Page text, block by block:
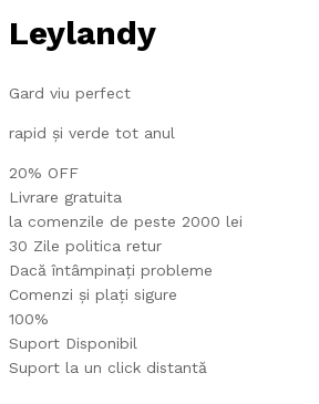
Leylandy
Gard viu perfect
rapid și verde tot anul
20% OFF
Livrare gratuita
la comenzile de peste 2000 lei
30 Zile politica retur
Dacă întâmpinați probleme
Comenzi și plați sigure
100%
Suport Disponibil
Suport la un click distantă